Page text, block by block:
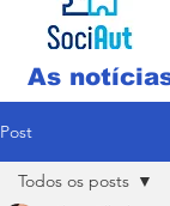
As
Post
Todos os posts